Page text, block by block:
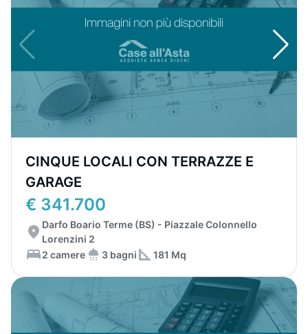
CINQUE LOCALI CON TERRAZZE E
GARAGE
€ 341.700
Darfo Boario Terme (BS) - Piazzale Colonnello
Lorenzini 2
2 camere
3 bagni 181 Mq